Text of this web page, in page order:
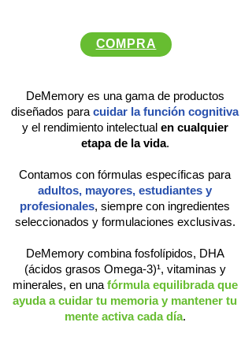
COMPRA
DeMemory es una gama de productos
diseñados para cuidar la función cognitiva
y el rendimiento intelectual en cualquier
etapa de la vida.
Contamos con fórmulas específicas para
adultos, mayores, estudiantes y
profesionales, siempre con ingredientes
seleccionados y formulaciones exclusivas.
​DeMemory combina fosfolípidos, DHA
(ácidos grasos Omega-3)¹, vitaminas y
minerales, en una fórmula equilibrada que
ayuda a cuidar tu memoria y mantener tu
mente activa cada día.